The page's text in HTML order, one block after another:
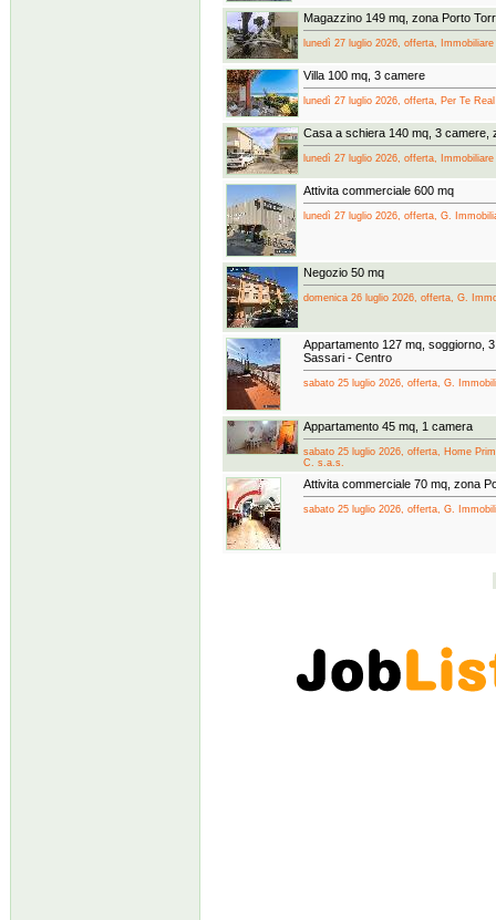
Magazzino 149 mq, zona Porto
lunedì 27 luglio 2026, offerta,
Villa 100 mq, 3 camere
lunedì 27 luglio 2026, offerta, Per Te
Casa a schiera 140 mq, 3 camere,
lunedì 27 luglio 2026, offerta,
Attivita commerciale 600 mq
lunedì 27 luglio 2026, offerta, G.
Negozio 50 mq
domenica 26 luglio 2026, offerta, G.
Appartamento 127 mq, soggiorno,
Sassari - Centro
sabato 25 luglio 2026, offerta, G.
Appartamento 45 mq, 1 camera
sabato 25 luglio 2026, offerta, Home
C. s.a.s.
Attivita commerciale 70 mq, zona
sabato 25 luglio 2026, offerta, G.